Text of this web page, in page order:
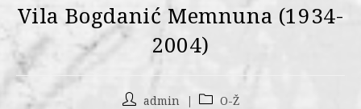
Vila Bogdanić Memnuna (1934-
2004)
admin O-Ž